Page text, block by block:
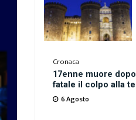
Cronaca
17enne muore
fatale il colpo alla
6 Agosto